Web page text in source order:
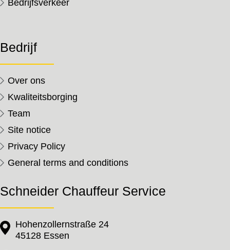
Bedrijfsverkeer
Bedrijf
Over ons
Kwaliteitsborging
Team
Site notice
Privacy Policy
General terms and conditions
Schneider Chauffeur Service
Hohenzollernstraße 24
45128 Essen